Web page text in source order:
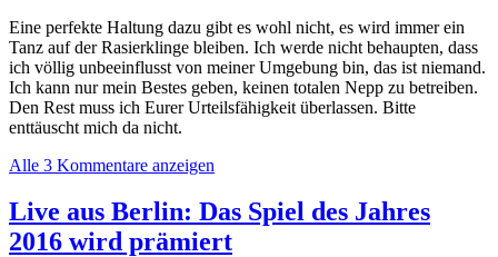
Eine perfekte Haltung dazu gibt es wohl nicht, es wird immer ein
Tanz auf der Rasierklinge bleiben. Ich werde nicht behaupten, dass
ich völlig unbeeinflusst von meiner Umgebung bin, das ist niemand.
Ich kann nur mein Bestes geben, keinen totalen Nepp zu betreiben.
Den Rest muss ich Eurer Urteilsfähigkeit überlassen. Bitte
enttäuscht mich da nicht.
Alle 3 Kommentare anzeigen
Live aus Berlin: Das Spiel des Jahres
2016 wird prämiert